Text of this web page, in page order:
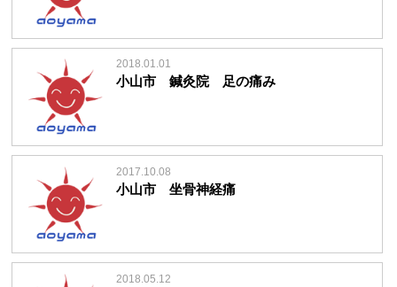
2018.01.01
小山市 鍼灸院 足の痛み
2017.10.08
小山市 坐骨神経痛
2018.05.12